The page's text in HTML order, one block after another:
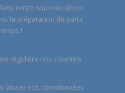
notre nouveau décor,
la préparation de partir
!
régulière nos courriels :
laisser vos coordonnées